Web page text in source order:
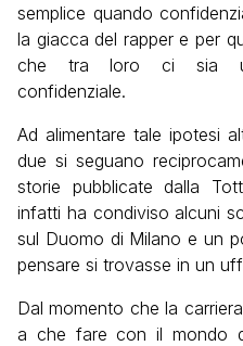
semplice quando
la giacca del rapper e per
che tra loro ci sia un
confidenziale.
Ad alimentare tale ipotesi
due si seguano
storie pubblicate dalla
infatti ha condiviso alcuni
sul Duomo di Milano e un
pensare si trovasse in un
Dal momento che la
a che fare con il mondo